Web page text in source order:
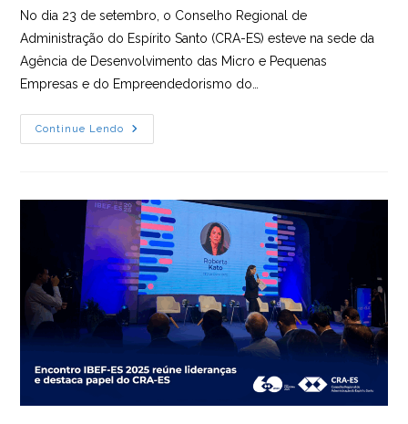
No dia 23 de setembro, o Conselho Regional de
Administração do Espírito Santo (CRA-ES) esteve na sede da
Agência de Desenvolvimento das Micro e Pequenas
Empresas e do Empreendedorismo do…
Continue Lendo
CRA-
ES
De
Intenções
Para
Fortalecer
A
Gestão
E
O
Empreendedorismo
Capixaba